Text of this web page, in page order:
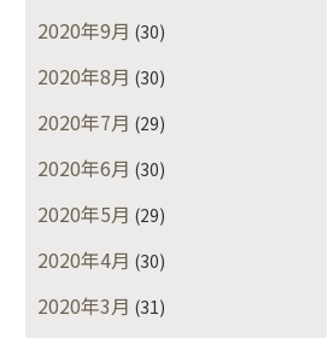
2020年9月 (30)
2020年8月 (30)
2020年7月 (29)
2020年6月 (30)
2020年5月 (29)
2020年4月 (30)
2020年3月 (31)